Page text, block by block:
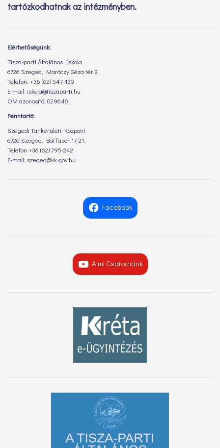
tartózkodhatnak az intézményben.
Elérhetőségünk:
Tisza-parti Általános Iskola
6726 Szeged, Maróczy Géza tér 2.
Telefon: +36 (62) 547-130
E-mail: iskola@tiszaparti.hu
OM azonosító: 029640
Fenntartó:
Szegedi Tankerületi Központ
6726 Szeged, Bal fasor 17-21.
Telefon +36 (62) 795-242
E-mail: szeged@kk.gov.hu
Facebook
A mi Csatornánk